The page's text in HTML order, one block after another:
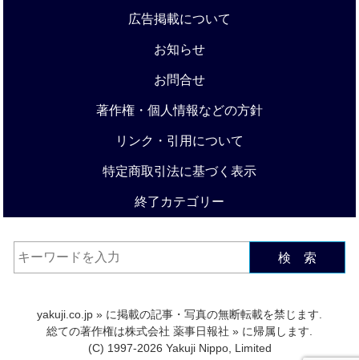
広告掲載について
お知らせ
お問合せ
著作権・個人情報などの方針
リンク・引用について
特定商取引法に基づく表示
終了カテゴリー
検 索
yakuji.co.jp » に掲載の記事・写真の無断転載を禁じます.
総ての著作権は株式会社 薬事日報社 » に帰属します.
(C) 1997-2026 Yakuji Nippo, Limited